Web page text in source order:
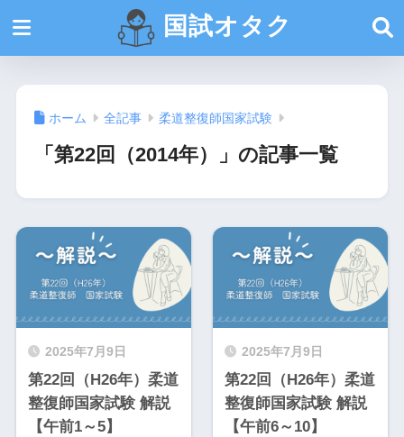
国試オタク
ホーム 全記事 柔道整復師国家試験
「第22回（2014年）」の記事一覧
2025年7月9日
第22回（H26年）柔道
整復師国家試験 解説
【午前1～5】
2025年7月9日
第22回（H26年）柔道
整復師国家試験 解説
【午前6～10】